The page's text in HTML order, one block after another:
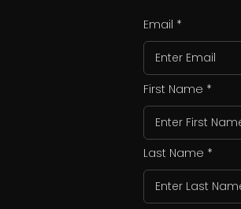
Email
First Name
Last Name